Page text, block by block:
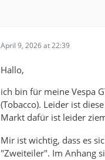
April 9, 2026 at 22:39
Hallo,
ich bin für meine Vespa
(Tobacco). Leider ist
Markt dafür ist leider
Mir ist wichtig, dass es
"Zweiteiler". Im Anhang